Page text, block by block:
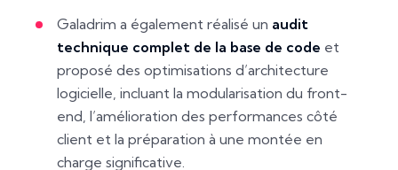
Galadrim a également réalisé un audit
technique complet de la base de code et
proposé des optimisations d’architecture
logicielle, incluant la modularisation du front-
end, l’amélioration des performances côté
client et la préparation à une montée en
charge significative.